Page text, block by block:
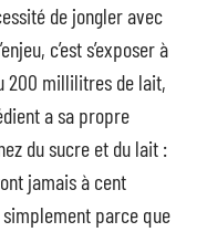
de jongler avec
c’est s’exposer à
200 millilitres de lait,
a sa propre
du sucre et du lait :
jamais à cent
parce que